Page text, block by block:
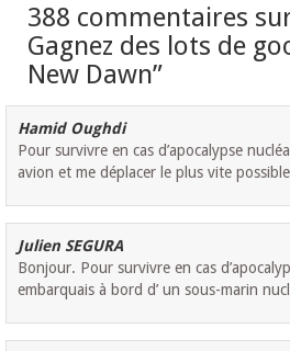
388 commentaires
Gagnez des lots de
New Dawn”
Hamid Oughdi
Pour survivre en cas d’apocalypse
avion et me déplacer le plus vite possible
Julien SEGURA
Bonjour. Pour survivre en cas
embarquais à bord d’ un sous-marin